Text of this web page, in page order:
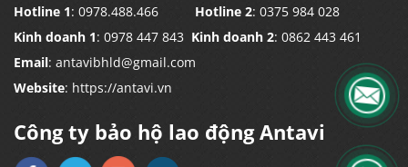
Hotline 1: 0978.488.466 Hotline 2: 0375 984 028
Kinh doanh 1: 0978 447 843 Kinh doanh 2: 0862 443 461
Email: antavibhld@gmail.com
Website: https://antavi.vn
Công ty bảo hộ lao động Antavi